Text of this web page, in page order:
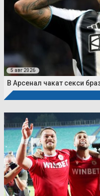
5 авг 2026
В Арсенал чакат секси